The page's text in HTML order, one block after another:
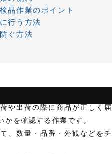
品作業のポイント
行う方法
ぐ方法
や出荷の際に商品が正しく届
を確認する作業です。
、数量・品番・外観などをチ